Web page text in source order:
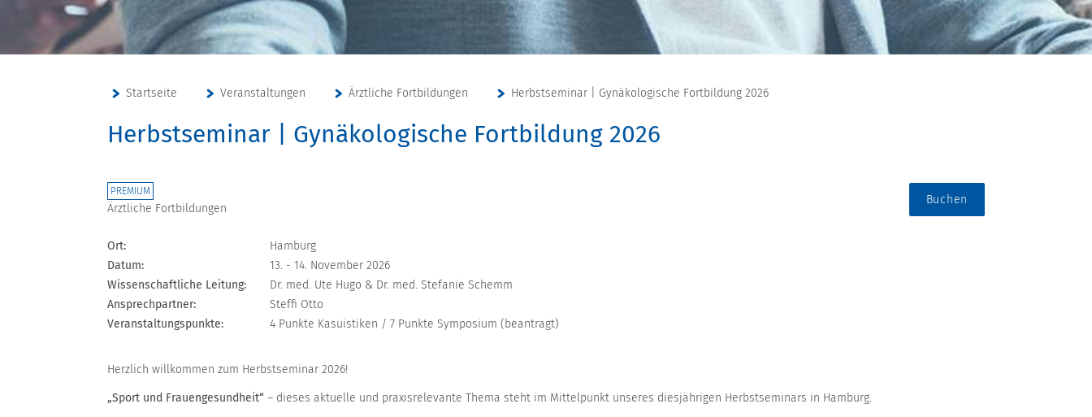
Startseite Veranstaltungen Ärztliche Fortbildungen Herbstseminar | Gynäkologische Fortbildung 2026
Herbstseminar | Gynäkologische Fortbildung 2026
PREMIUM
Ärztliche Fortbildungen
Buchen
Ort:
Hamburg
Datum:
13. - 14. November 2026
Wissenschaftliche Leitung:
Dr. med. Ute Hugo & Dr. med. Stefanie Schemm
Ansprechpartner:
Steffi Otto
Veranstaltungspunkte:
4 Punkte Kasuistiken / 7 Punkte Symposium (beantragt)
Herzlich willkommen zum Herbstseminar 2026!
„Sport und Frauengesundheit“ – dieses aktuelle und praxisrelevante Thema steht im Mittelpunkt unseres diesjährigen Herbstseminars in Hamburg.